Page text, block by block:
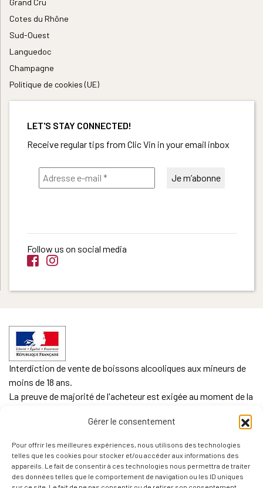
Gérer le consentement
Pour offrir les meilleures expériences, nous utilisons des technologies
telles que les cookies pour stocker et/ou accéder aux informations des
appareils. Le fait de consentir à ces technologies nous permettra de traiter
des données telles que le comportement de navigation ou les ID uniques
Cotes du Rhône
Sud-Ouest
Languedoc
Champagne
Politique de cookies (UE)
LET'S STAY CONNECTED!
Receive regular tips from Clic Vin in your email inbox
Follow us on social media
Interdiction de vente de boissons alcooliques aux mineurs de
moins de 18 ans.
La preuve de majorité de l'acheteur est exigée au moment de la
L'abus d'alcool est dangereux pour la santé. Sachez
consommer avec modération.